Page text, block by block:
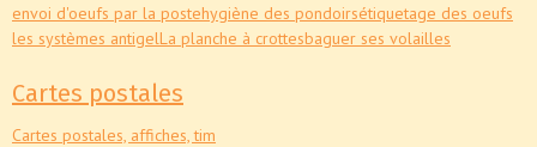
envoi d'oeufs par la postehygiène des pondoirsétiquetage des oeufs
les systèmes antigelLa planche à crottesbaguer ses volailles
Cartes postales
Cartes postales, affiches, tim